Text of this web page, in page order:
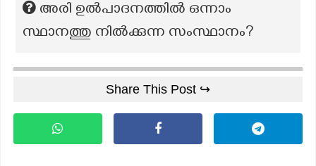
അരി ഉൽപാദനത്തിൽ ഒന്നാം
സ്ഥാനത്തു നിൽക്കുന്ന സംസ്ഥാനം?
Share This Post ↪